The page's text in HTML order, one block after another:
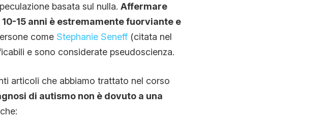
basata sul nulla. Affermare
15 anni è estremamente fuorviante e
come Stephanie Seneff(citata nel
e sono considerate pseudoscienza.
articoli che abbiamo trattato nel corso
di autismo non è dovuto a una